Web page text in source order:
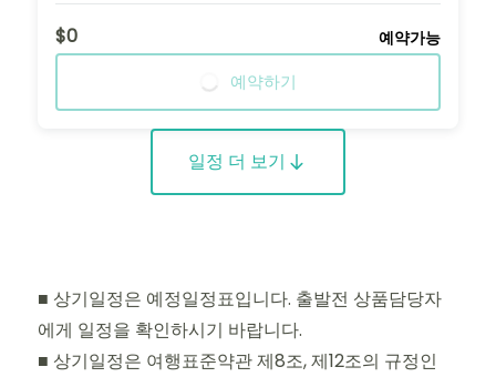
$0
예약가능
예약하기
일정 더 보기
■ 상기일정은 예정일정표입니다. 출발전 상품담당자
에게 일정을 확인하시기 바랍니다.
■ 상기일정은 여행표준약관 제8조, 제12조의 규정인